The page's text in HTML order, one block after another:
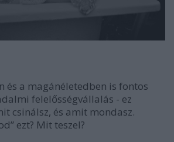
és a magánéletedben is fontos
felelősségvállalás - ez
csinálsz, és amit mondasz.
ezt? Mit teszel?